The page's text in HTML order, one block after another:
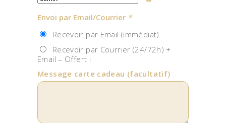
Envoi par Email/Courrier *
Recevoir par Email (immédiat)
Recevoir par Courrier (24/72h) +
Email – Offert !
Message carte cadeau (facultatif)